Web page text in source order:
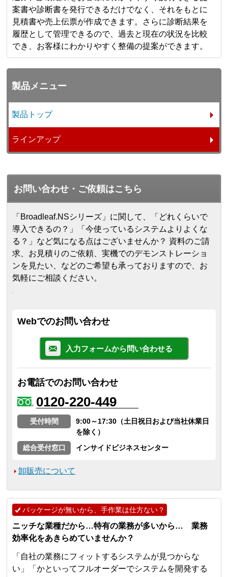
案書や診断書を発行できるだけでなく、それをもとに
見積書や売上伝票が作成できます。さらに診断結果を
履歴として管理できるので、過去と現在の状況を比較
でき、お客様にわかりやすく整備の提案ができます。
製品メニュー
製品トップ
ラインアップ
お問い合わせ・ご依頼はこちら
「Broadleaf.NSシリーズ」に関して、「どれくらいで
導入できるの？」「今使っているシステムよりよくな
る？」など気になる点はございませんか？ 資料のご請
求、お見積りのご依頼、実機でのデモンストレーショ
ンを見たい、などのご希望も承っておりますので、お
気軽にご相談ください。
Webでのお問い合わせ
入力フォームから問い合わせる
お電話でのお問い合わせ
0120-220-449
受付時間
9:00～17:30（土日祝日および当社休業日
を除く）
総合受付窓口
インサイドビジネスセンター
卸販売について
パッケージが無いから、手作業は仕方ない？
ニッチな業種だから…特有の業務が多いから… 業務
効率化をあきらめていませんか？
「自社の業務にフィットするシステムが見つからな
い」「かといってフルオーダーでシステムを開発する